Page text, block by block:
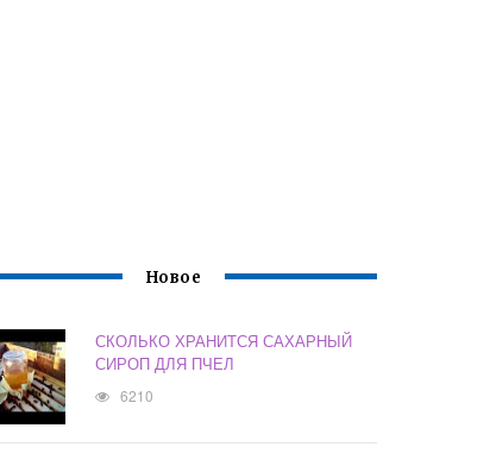
Новое
СКОЛЬКО ХРАНИТСЯ САХАРНЫЙ
СИРОП ДЛЯ ПЧЕЛ
6210